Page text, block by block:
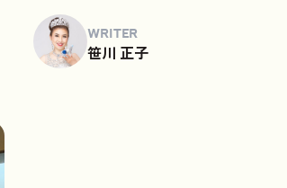
WRITER
笹川 正子